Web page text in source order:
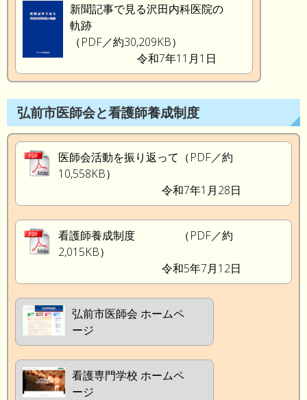
新聞記事で見る沢田内科医院の
軌跡
（PDF／約30,209KB）
令和7年11月1日
弘前市医師会と看護師養成制度
医師会活動を振り返って（PDF／約
10,558KB）
令和7年1月28日
看護師養成制度 （PDF／約
2,015KB）
令和5年7月12日
弘前市医師会 ホームペ
ージ
看護専門学校 ホームペ
ージ